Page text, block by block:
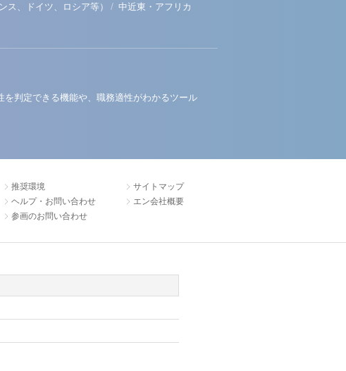
ス、ドイツ、ロシア等） / 中近東・アフリカ
判定できる機能や、職務適性がわかるツール
推奨環境
ヘルプ・お問い合わせ
参画のお問い合わせ
サイトマップ
エン会社概要